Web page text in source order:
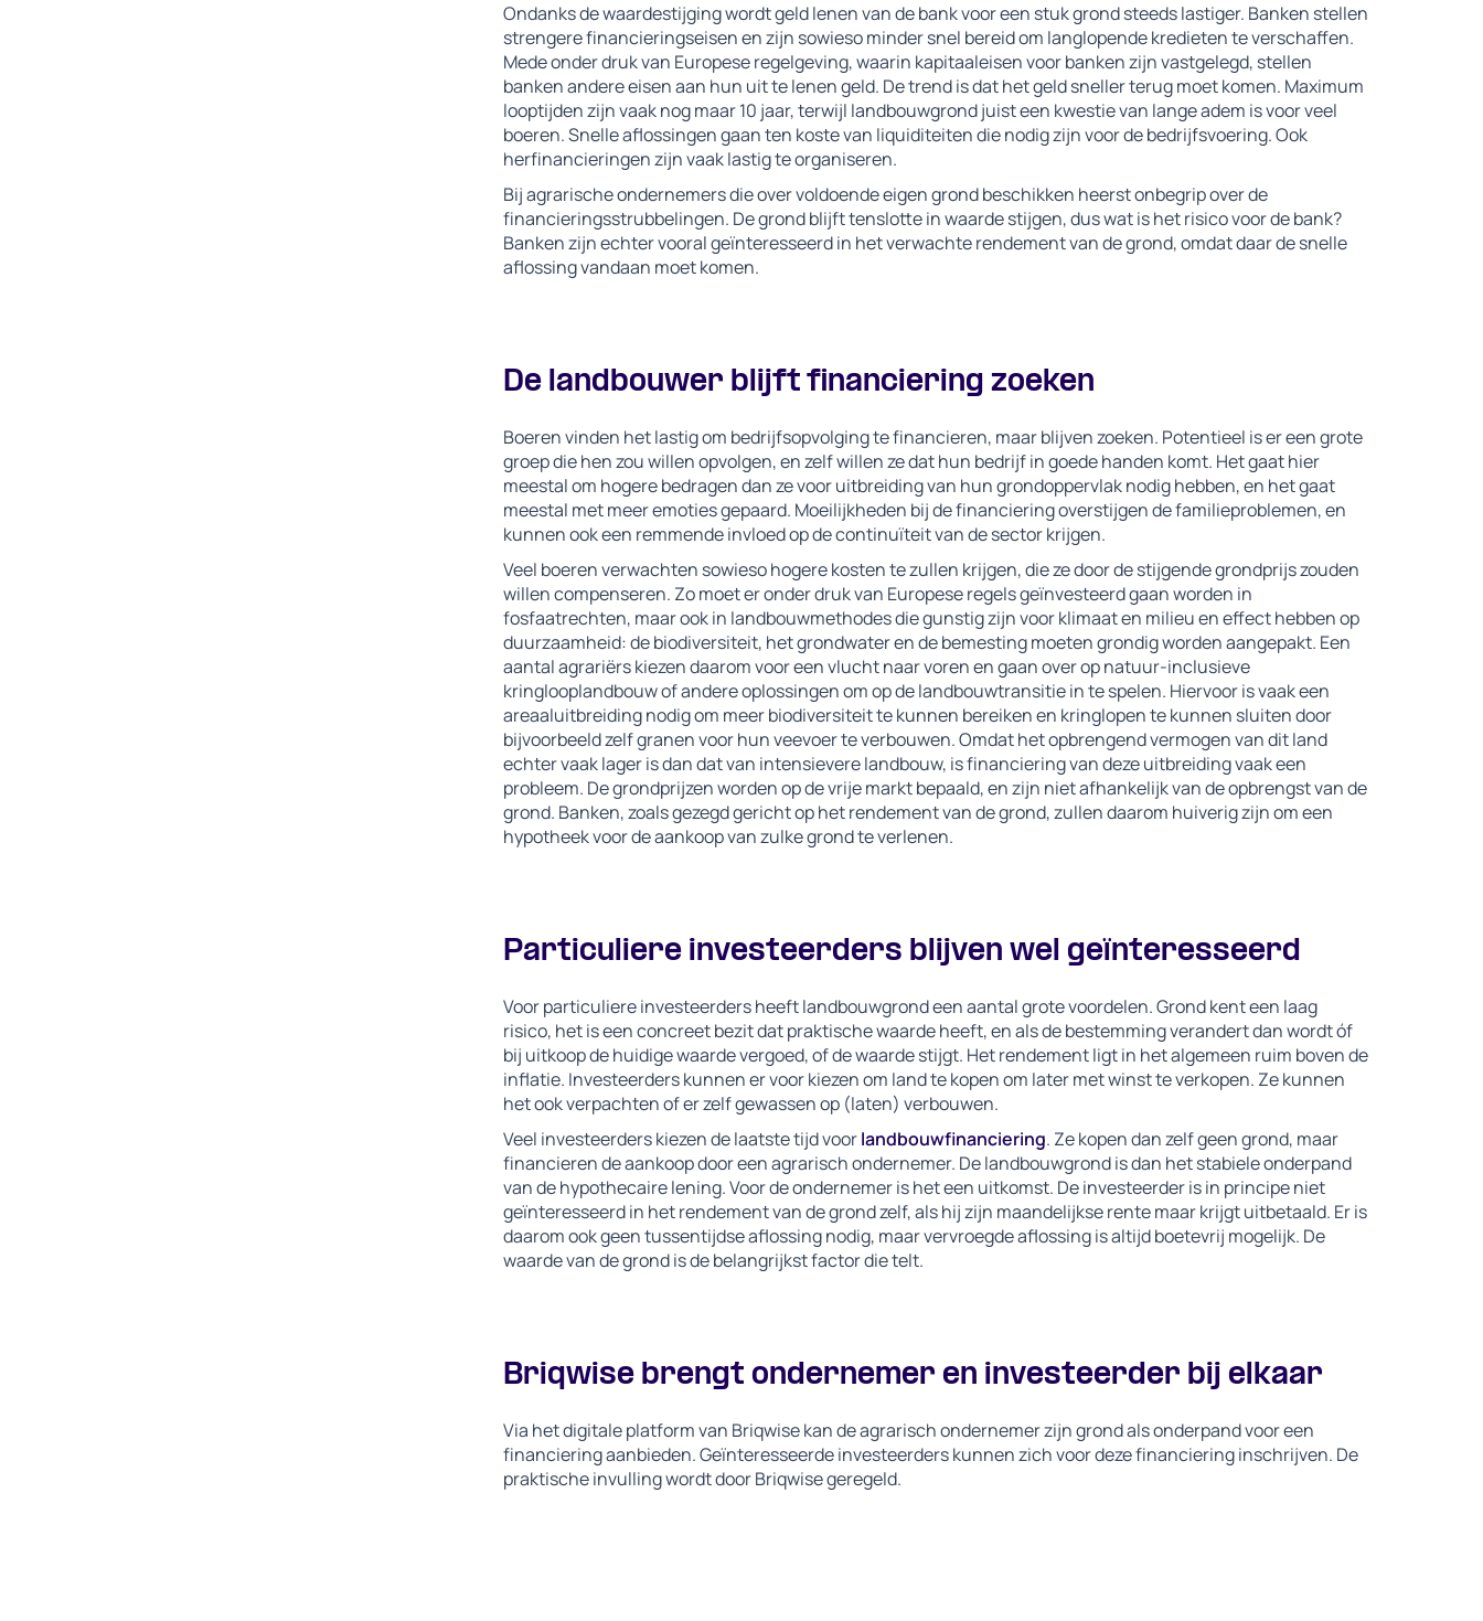
Ondanks de waardestijging wordt geld lenen van de bank voor een stuk grond steeds lastiger. Banken stellen
strengere financieringseisen en zijn sowieso minder snel bereid om langlopende kredieten te verschaffen.
Mede onder druk van Europese regelgeving, waarin kapitaaleisen voor banken zijn vastgelegd, stellen
banken andere eisen aan hun uit te lenen geld. De trend is dat het geld sneller terug moet komen. Maximum
looptijden zijn vaak nog maar 10 jaar, terwijl landbouwgrond juist een kwestie van lange adem is voor veel
boeren. Snelle aflossingen gaan ten koste van liquiditeiten die nodig zijn voor de bedrijfsvoering. Ook
herfinancieringen zijn vaak lastig te organiseren.
Bij agrarische ondernemers die over voldoende eigen grond beschikken heerst onbegrip over de
financieringsstrubbelingen. De grond blijft tenslotte in waarde stijgen, dus wat is het risico voor de bank?
Banken zijn echter vooral geïnteresseerd in het verwachte rendement van de grond, omdat daar de snelle
aflossing vandaan moet komen.
De landbouwer blijft financiering zoeken
Boeren vinden het lastig om bedrijfsopvolging te financieren, maar blijven zoeken. Potentieel is er een grote
groep die hen zou willen opvolgen, en zelf willen ze dat hun bedrijf in goede handen komt. Het gaat hier
meestal om hogere bedragen dan ze voor uitbreiding van hun grondoppervlak nodig hebben, en het gaat
meestal met meer emoties gepaard. Moeilijkheden bij de financiering overstijgen de familieproblemen, en
kunnen ook een remmende invloed op de continuïteit van de sector krijgen.
Veel boeren verwachten sowieso hogere kosten te zullen krijgen, die ze door de stijgende grondprijs zouden
willen compenseren. Zo moet er onder druk van Europese regels geïnvesteerd gaan worden in
fosfaatrechten, maar ook in landbouwmethodes die gunstig zijn voor klimaat en milieu en effect hebben op
duurzaamheid: de biodiversiteit, het grondwater en de bemesting moeten grondig worden aangepakt. Een
aantal agrariërs kiezen daarom voor een vlucht naar voren en gaan over op natuur-inclusieve
kringlooplandbouw of andere oplossingen om op de landbouwtransitie in te spelen. Hiervoor is vaak een
areaaluitbreiding nodig om meer biodiversiteit te kunnen bereiken en kringlopen te kunnen sluiten door
bijvoorbeeld zelf granen voor hun veevoer te verbouwen. Omdat het opbrengend vermogen van dit land
echter vaak lager is dan dat van intensievere landbouw, is financiering van deze uitbreiding vaak een
probleem. De grondprijzen worden op de vrije markt bepaald, en zijn niet afhankelijk van de opbrengst van de
grond. Banken, zoals gezegd gericht op het rendement van de grond, zullen daarom huiverig zijn om een
hypotheek voor de aankoop van zulke grond te verlenen.
Particuliere investeerders blijven wel geïnteresseerd
Voor particuliere investeerders heeft landbouwgrond een aantal grote voordelen. Grond kent een laag
risico, het is een concreet bezit dat praktische waarde heeft, en als de bestemming verandert dan wordt óf
bij uitkoop de huidige waarde vergoed, of de waarde stijgt. Het rendement ligt in het algemeen ruim boven de
inflatie. Investeerders kunnen er voor kiezen om land te kopen om later met winst te verkopen. Ze kunnen
het ook verpachten of er zelf gewassen op (laten) verbouwen.
Veel investeerders kiezen de laatste tijd voorlandbouwfinanciering. Ze kopen dan zelf geen grond, maar
financieren de aankoop door een agrarisch ondernemer. De landbouwgrond is dan het stabiele onderpand
van de hypothecaire lening. Voor de ondernemer is het een uitkomst. De investeerder is in principe niet
geïnteresseerd in het rendement van de grond zelf, als hij zijn maandelijkse rente maar krijgt uitbetaald. Er is
daarom ook geen tussentijdse aflossing nodig, maar vervroegde aflossing is altijd boetevrij mogelijk. De
waarde van de grond is de belangrijkst factor die telt.
Briqwise brengt ondernemer en investeerder bij elkaar
Via het digitale platform van Briqwise kan de agrarisch ondernemer zijn grond als onderpand voor een
financiering aanbieden. Geïnteresseerde investeerders kunnen zich voor deze financiering inschrijven. De
praktische invulling wordt door Briqwise geregeld.